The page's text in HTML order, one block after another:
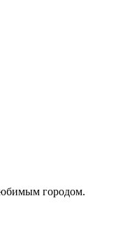
городом.